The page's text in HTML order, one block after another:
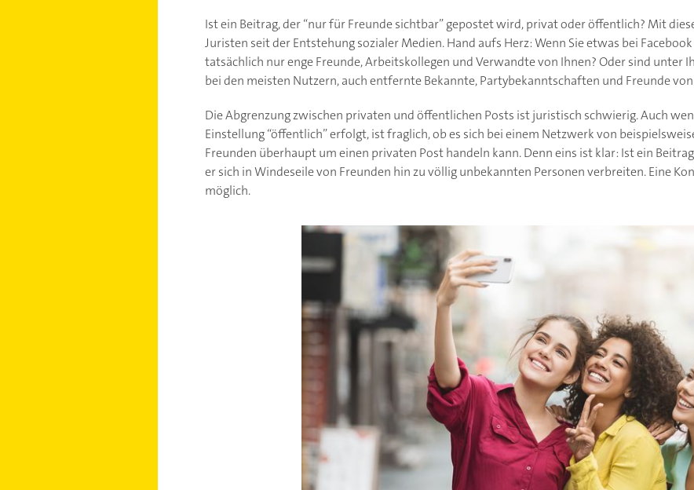
Ist ein Beitrag, der “nur für Freunde sichtbar” gepostet wird, privat oder öffentlich? Mit
Juristen seit der Entstehung sozialer Medien. Hand aufs Herz: Wenn Sie etwas bei
tatsächlich nur enge Freunde, Arbeitskollegen und Verwandte von Ihnen? Oder sind unter
bei den meisten Nutzern, auch entfernte Bekannte, Partybekanntschaften und Freunde
Die Abgrenzung zwischen privaten und öffentlichen Posts ist juristisch schwierig. Auch
Einstellung “öffentlich” erfolgt, ist fraglich, ob es sich bei einem Netzwerk von
Freunden überhaupt um einen privaten Post handeln kann. Denn eins ist klar: Ist ein
er sich in Windeseile von Freunden hin zu völlig unbekannten Personen verbreiten. Eine
möglich.